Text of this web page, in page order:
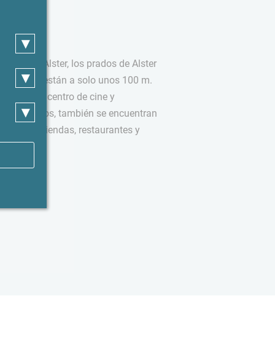
de Outer Alster, los prados de Alster
están a solo unos 100 m.
Meile con centro de cine y
médicos, también se encuentran
bonitas tiendas, restaurantes y
▾
▾
▾